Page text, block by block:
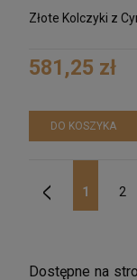
Złote Kolczyki z
581,25 zł
DO KOSZYKA
1 2
Dostępne na